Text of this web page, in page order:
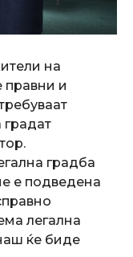
на
правни и
градат
градба
е подведена
легална
ќе биде